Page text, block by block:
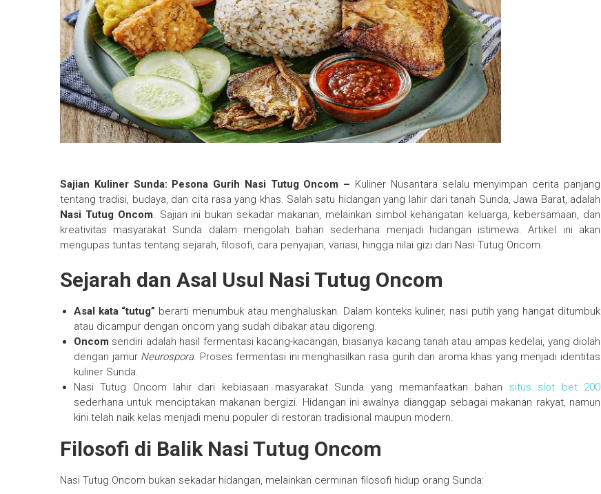
Sajian Kuliner Sunda: Pesona Gurih Nasi Tutug Oncom – Kuliner Nusantara selalu menyimpan cerita panjang
tentang tradisi, budaya, dan cita rasa yang khas. Salah satu hidangan yang lahir dari tanah Sunda, Jawa Barat, adalah
Nasi Tutug Oncom. Sajian ini bukan sekadar makanan, melainkan simbol kehangatan keluarga, kebersamaan, dan
kreativitas masyarakat Sunda dalam mengolah bahan sederhana menjadi hidangan istimewa. Artikel ini akan
mengupas tuntas tentang sejarah, filosofi, cara penyajian, variasi, hingga nilai gizi dari Nasi Tutug Oncom.
Sejarah dan Asal Usul Nasi Tutug Oncom
Asal kata “tutug” berarti menumbuk atau menghaluskan. Dalam konteks kuliner, nasi putih yang hangat ditumbuk
atau dicampur dengan oncom yang sudah dibakar atau digoreng.
Oncom sendiri adalah hasil fermentasi kacang-kacangan, biasanya kacang tanah atau ampas kedelai, yang diolah
dengan jamur Neurospora. Proses fermentasi ini menghasilkan rasa gurih dan aroma khas yang menjadi identitas
kuliner Sunda.
Nasi Tutug Oncom lahir dari kebiasaan masyarakat Sunda yang memanfaatkan bahan situs slot bet 200
sederhana untuk menciptakan makanan bergizi. Hidangan ini awalnya dianggap sebagai makanan rakyat, namun
kini telah naik kelas menjadi menu populer di restoran tradisional maupun modern.
Filosofi di Balik Nasi Tutug Oncom
Nasi Tutug Oncom bukan sekadar hidangan, melainkan cerminan filosofi hidup orang Sunda: